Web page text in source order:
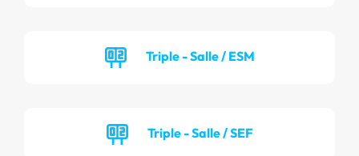
Triple - Salle / ESM
Triple - Salle / SEF